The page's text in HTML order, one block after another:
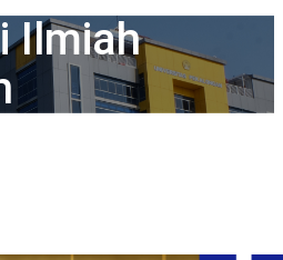
Ilmiah